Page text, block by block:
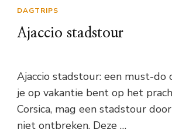
DAGTRIPS
Ajaccio stadstour
Ajaccio stadstour: een must-do
je op vakantie bent op het
Corsica, mag een stadstour
niet ontbreken. Deze …